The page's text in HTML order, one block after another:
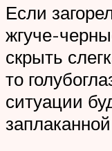
Если
жгуче-
скрыть
то
ситуации
заплаканной